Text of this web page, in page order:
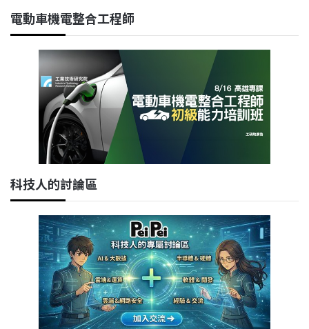
電動車機電整合工程師
科技人的討論區